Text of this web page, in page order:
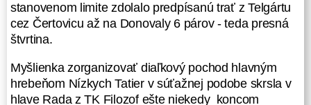
zástupcovia Marmoty - Mika a Juraj
Kamasovci, ktorí účasť na tomto
"svadobnú cestu" :-)
Hneď na úvod čakal na účastníkov
stanovenom limite zdolalo predpísanú trať z Telgártu
cez Čertovicu až na Donovaly 6 párov - teda presná
štvrtina.
Myšlienka zorganizovať diaľkový pochod hlavným
hrebeňom Nízkych Tatier v súťažnej podobe skrsla v
hlave Rada z TK Filozof ešte niekedy koncom